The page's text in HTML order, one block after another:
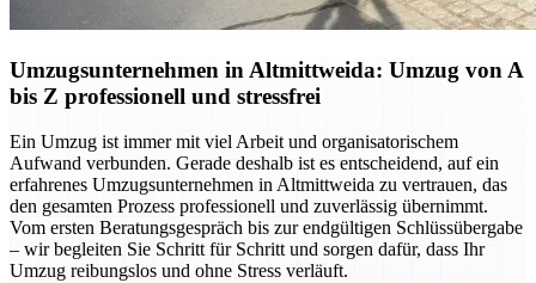
Umzugsunternehmen in Altmittweida: Umzug von A
bis Z professionell und stressfrei
Ein Umzug ist immer mit viel Arbeit und organisatorischem
Aufwand verbunden. Gerade deshalb ist es entscheidend, auf ein
erfahrenes Umzugsunternehmen in Altmittweida zu vertrauen, das
den gesamten Prozess professionell und zuverlässig übernimmt.
Vom ersten Beratungsgespräch bis zur endgültigen Schlüssübergabe
– wir begleiten Sie Schritt für Schritt und sorgen dafür, dass Ihr
Umzug reibungslos und ohne Stress verläuft.